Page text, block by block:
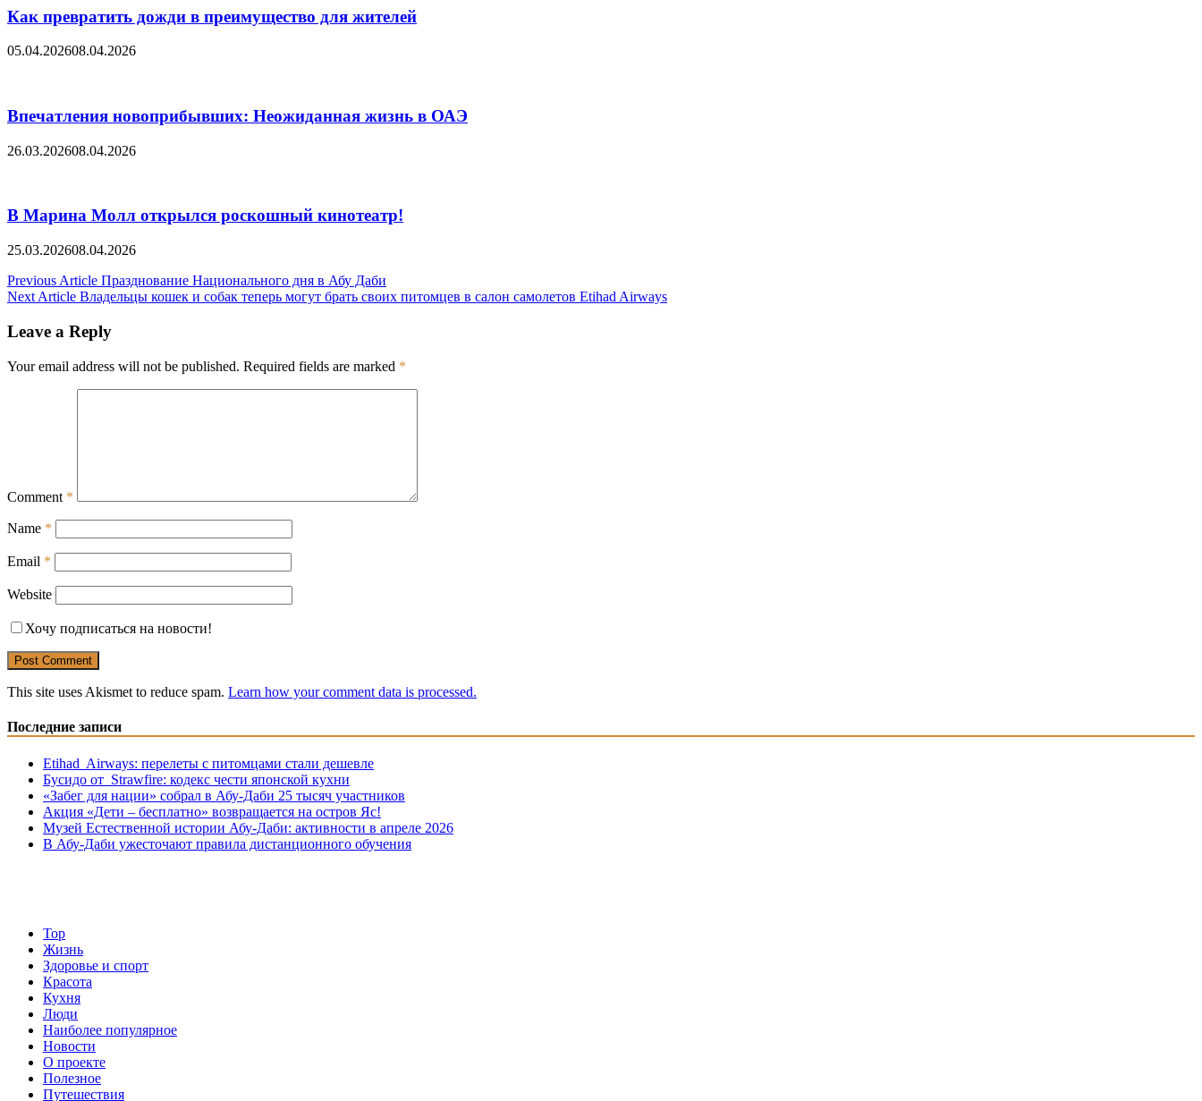
Как превратить дожди в преимущество для жителей
05.04.202608.04.2026
Впечатления новоприбывших: Неожиданная жизнь в ОАЭ
26.03.202608.04.2026
В Марина Молл открылся роскошный кинотеатр!
25.03.202608.04.2026
Post
navigation
Previous Article Празднование Национального дня в Абу Даби
Next Article Владельцы кошек и собак теперь могут брать своих питомцев в салон самолетов Etihad Airways
Leave a Reply
Your email address will not be published. Required fields are marked *
Comment *
Name *
Email *
Website
Хочу подписаться на новости!
This site uses Akismet to reduce spam. Learn how your comment data is processed.
Последние записи
Etihad Airways: перелеты с питомцами стали дешевле
Бусидо от Strawfire: кодекс чести японской кухни
«Забег для нации» собрал в Абу-Даби 25 тысяч участников
Акция «Дети – бесплатно» возвращается на остров Яс!
Музей Eстественной истории Абу-Даби: активности в апреле 2026
В Абу-Даби ужесточают правила дистанционного обучения
Top
Жизнь
Здоровье и спорт
Красота
Кухня
Люди
Наиболее популярное
Новости
О проекте
Полезное
Путешествия